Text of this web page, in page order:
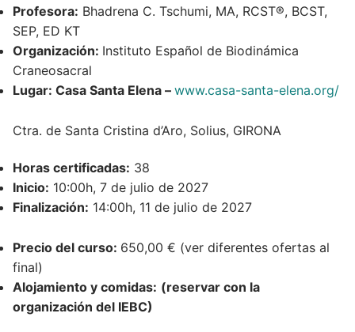
Profesora: Bhadrena C. Tschumi, MA, RCST®, BCST,
SEP, ED KT
Organización: Instituto Español de Biodinámica
Craneosacral
Lugar: Casa Santa Elena – www.casa-santa-elena.org/
Ctra. de Santa Cristina d’Aro, Solius, GIRONA
Horas certificadas: 38
Inicio: 10:00h, 7 de julio de 2027
Finalización: 14:00h, 11 de julio de 2027
Precio del curso: 650,00 € (ver diferentes ofertas al
final)
Alojamiento y comidas: (reservar con la
organización del IEBC)